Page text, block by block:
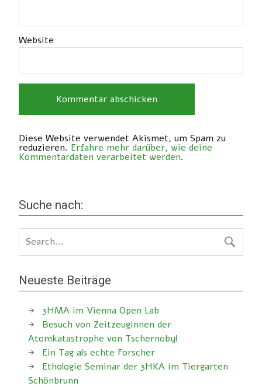
Website
Diese Website verwendet Akismet, um Spam zu
reduzieren. Erfahre mehr darüber, wie deine
Kommentardaten verarbeitet werden.
Suche nach:
Neueste Beiträge
3HMA im Vienna Open Lab
Besuch von Zeitzeuginnen der
Atomkatastrophe von Tschernobyl
Ein Tag als echte Forscher
Ethologie Seminar der 3HKA im Tiergarten
Schönbrunn